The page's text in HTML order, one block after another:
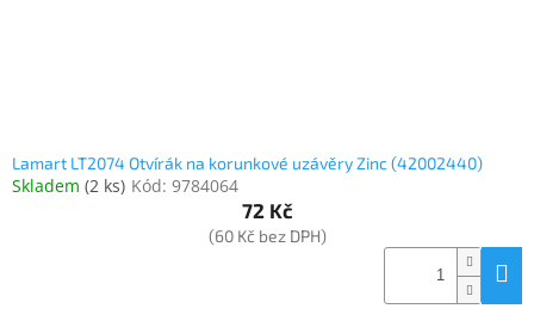
Lamart LT2074 Otvírák na korunkové uzávěry Zinc (42002440)
Skladem (2 ks) Kód: 9784064
72 Kč
(60 Kč bez DPH)